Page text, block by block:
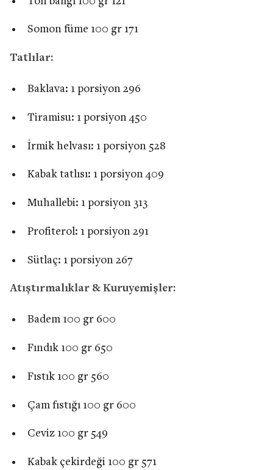
Somon füme 100 gr 171
Tatlılar:
Baklava: 1 porsiyon 296
Tiramisu: 1 porsiyon 450
İrmik helvası: 1 porsiyon 528
Kabak tatlısı: 1 porsiyon 409
Muhallebi: 1 porsiyon 313
Profiterol: 1 porsiyon 291
Sütlaç: 1 porsiyon 267
Atıştırmalıklar & Kuruyemişler:
Badem 100 gr 600
Fındık 100 gr 650
Fıstık 100 gr 560
Çam fıstığı 100 gr 600
Ceviz 100 gr 549
Kabak çekirdeği 100 gr 571